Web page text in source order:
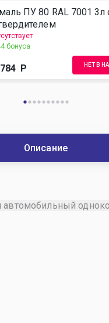
ПУ 80 RAL 7001 3л с
бонуса
Р НЕТ В
Описание
автомобильный